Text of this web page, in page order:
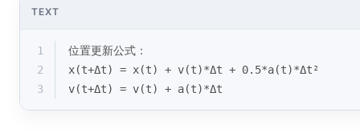
TEXT
1
位置更新公式：
2
x(t+Δt) = x(t) + v(t)*Δt + 0.5*a(t)*Δt²
3
v(t+Δt) = v(t) + a(t)*Δt